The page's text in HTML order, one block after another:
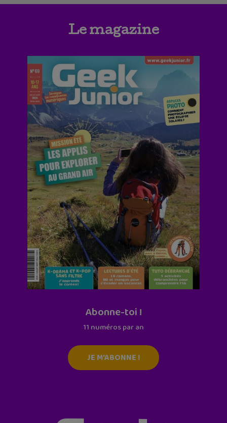
Le magazine
Abonne-toi !
11 numéros par an
JE M'ABONNE !